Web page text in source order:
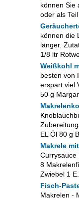
können Sie
oder als
können die
länger.
1/8 ltr
Weißkohl
besten von
erspart viel
50 g
EL Öl 80 g
Makrele
Currysauce
8
Zwiebel 1
Fisch-
Makrelen -